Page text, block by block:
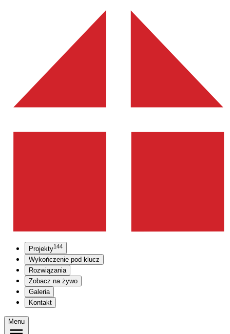
Projekty144
Wykończenie pod klucz
Rozwiązania
Zobacz na żywo
Galeria
Kontakt
Menu